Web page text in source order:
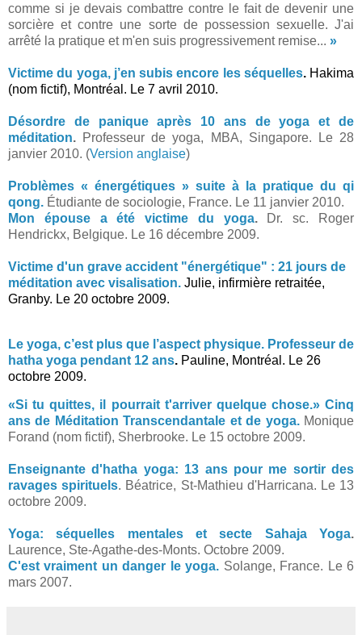
comme si je devais combattre contre le fait de devenir une
sorcière et contre une sorte de possession sexuelle. J'ai
arrêté la pratique et m'en suis progressivement remise... »
Victime du yoga, j’en subis encore les séquelles.Hakima
(nom fictif), Montréal. Le 7 avril 2010.
Désordre de panique après 10 ans de yoga et de
méditation. Professeur de yoga, MBA, Singapore. Le 28
janvier 2010. (Version anglaise)
Problèmes « énergétiques » suite à la pratique du qi
qong. Étudiante de sociologie, France. Le 11 janvier 2010.
Mon épouse a été victime du yoga.Dr. sc. Roger
Hendrickx, Belgique. Le 16 décembre 2009.
Victime d'un grave accident "énergétique" : 21 jours de
méditation avec visalisation. Julie, infirmière retraitée,
Granby. Le 20 octobre 2009.
Le yoga, c’est plus que l’aspect physique. Professeur de
hatha yoga pendant 12 ans. Pauline, Montréal. Le 26
octobre 2009.
«Si tu quittes, il pourrait t'arriver quelque chose.» Cinq
ans de Méditation Transcendantale et de yoga. Monique
Forand (nom fictif), Sherbrooke. Le 15 octobre 2009.
Enseignante d'hatha yoga: 13 ans pour me sortir des
ravages spirituels. Béatrice, St-Mathieu d'Harricana. Le 13
octobre 2009.
Yoga: séquelles mentales et secte Sahaja Yoga.
Laurence, Ste-Agathe-des-Monts. Octobre 2009.
C'est vraiment un danger le yoga. Solange, France. Le 6
mars 2007.